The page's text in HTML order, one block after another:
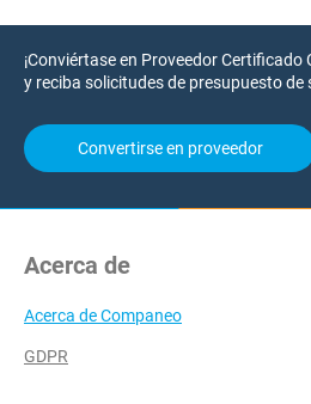
¡Conviértase en Proveedor Certificado
y reciba solicitudes de presupuesto de
Convertirse en proveedor
Acerca de
Acerca de Companeo
GDPR